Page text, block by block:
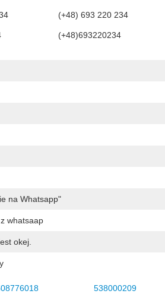
(+48) 693 220 234
(+48)693220234
na Whatsapp"
whatsaap
okej.
538000209